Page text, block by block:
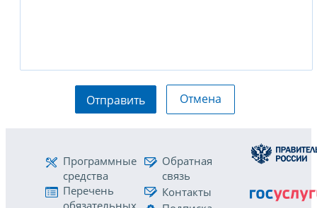
Отправить Отмена
Программные
средства
Перечень
обязательных
Обратная
связь
Контакты